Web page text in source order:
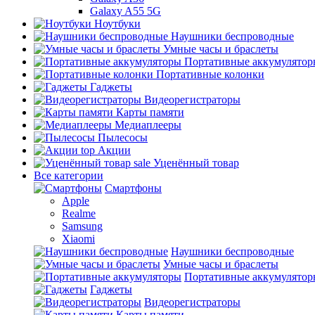
Galaxy A55 5G
Ноутбуки
Наушники беспроводные
Умные часы и браслеты
Портативные
Портативные колонки
Гаджеты
Видеорегистраторы
Карты памяти
Медиаплееры
Пылесосы
top Акции
sale Уценённый товар
Все категории
Смартфоны
Apple
Realme
Samsung
Xiaomi
Наушники беспроводные
Умные часы и браслеты
Портативные
Гаджеты
Видеорегистраторы